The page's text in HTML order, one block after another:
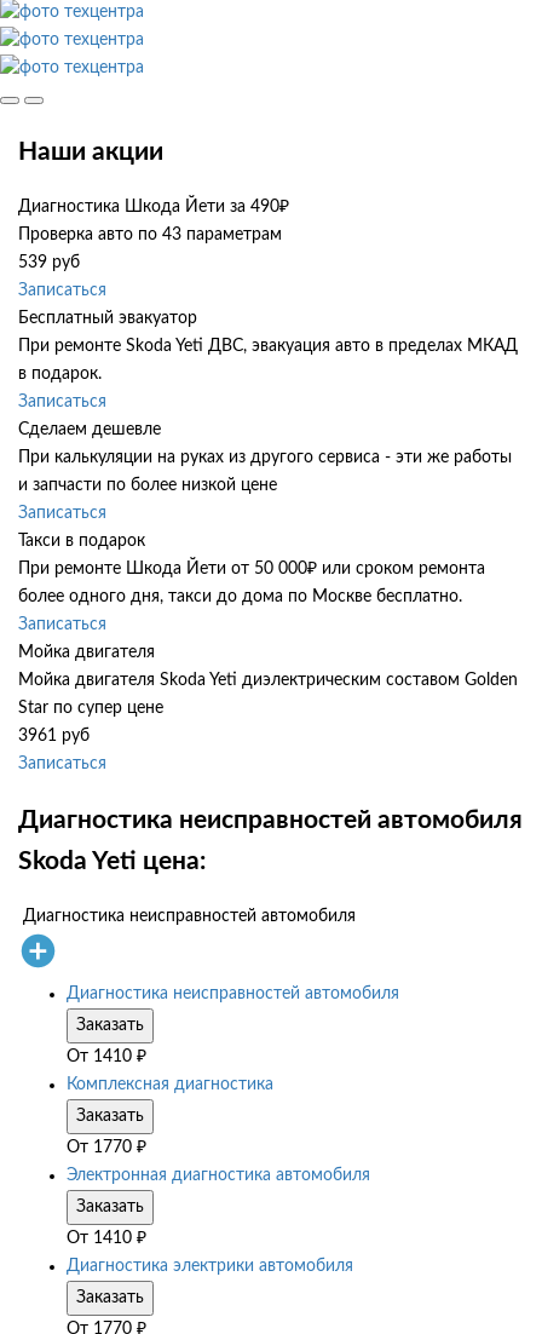
Наши акции
Диагностика Шкода Йети за 490₽
Проверка авто по 43 параметрам
539 руб
Записаться
Бесплатный эвакуатор
При ремонте Skoda Yeti ДВС, эвакуация авто в пределах МКАД
в подарок.
Записаться
Сделаем дешевле
При калькуляции на руках из другого сервиса - эти же работы
и запчасти по более низкой цене
Записаться
Такси в подарок
При ремонте Шкода Йети от 50 000₽ или сроком ремонта
более одного дня, такси до дома по Москве бесплатно.
Записаться
Мойка двигателя
Мойка двигателя Skoda Yeti диэлектрическим составом Golden
Star по супер цене
3961 руб
Записаться
Диагностика неисправностей автомобиля
Skoda Yeti цена:
Диагностика неисправностей автомобиля
Диагностика неисправностей автомобиля
Заказать
От 1410 ₽
Комплексная диагностика
Заказать
От 1770 ₽
Электронная диагностика автомобиля
Заказать
От 1410 ₽
Диагностика электрики автомобиля
Заказать
От 1770 ₽